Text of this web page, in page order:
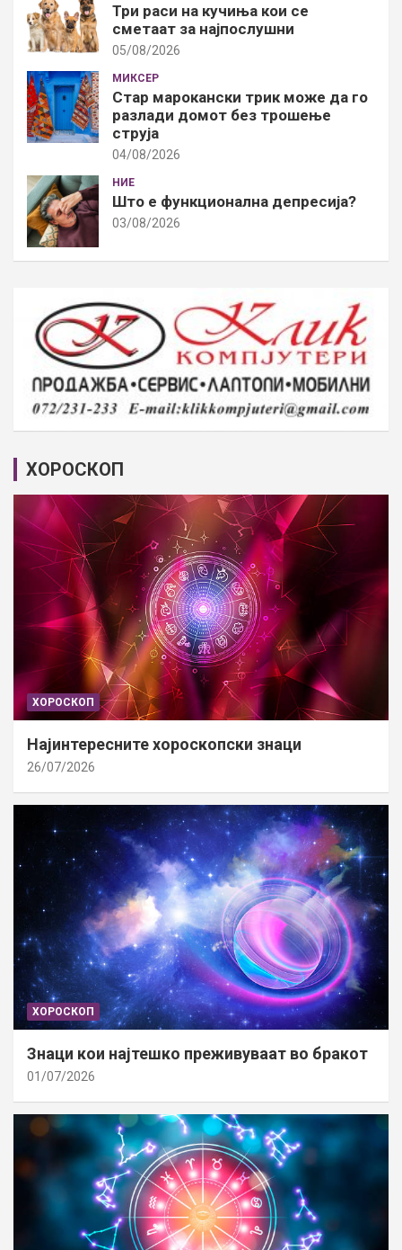
Три раси на кучиња кои се
сметаат за најпослушни
05/08/2026
МИКСЕР
Стар марокански трик може да го
разлади домот без трошење
струја
04/08/2026
НИЕ
Што е функционална депресија?
03/08/2026
ХОРОСКОП
ХОРОСКОП
Најинтересните хороскопски знаци
26/07/2026
ХОРОСКОП
Знаци кои најтешко преживуваат во бракот
01/07/2026